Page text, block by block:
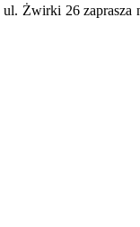
Żwirki 26